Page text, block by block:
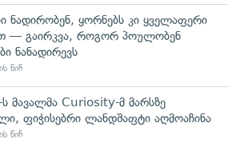
ნადირობენ, ყორნებს კი ყველაფერი
— გაირკვა, როგორ პოულობენ
ნანადირევს
წინ
ს მავალმა Curiosity-მ მარსზე
ფიჭისებრი ლანდშაფტი აღმოაჩინა
წინ